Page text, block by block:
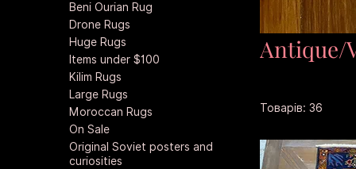
Beni Ourian Rug
Drone Rugs
Huge Rugs
Items under $100
Kilim Rugs
Large Rugs
Moroccan Rugs
On Sale
Original Soviet posters and
curiosities
Antique/
Товарів: 36